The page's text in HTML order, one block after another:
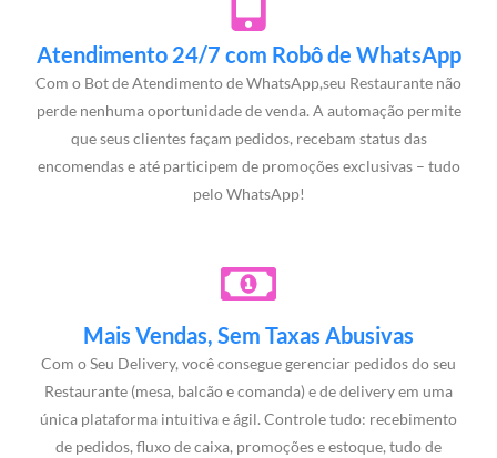
Atendimento 24/7 com Robô de WhatsApp
Com o Bot de Atendimento de WhatsApp,seu Restaurante não
perde nenhuma oportunidade de venda. A automação permite
que seus clientes façam pedidos, recebam status das
encomendas e até participem de promoções exclusivas – tudo
pelo WhatsApp!
Mais Vendas, Sem Taxas Abusivas
Com o Seu Delivery, você consegue gerenciar pedidos do seu
Restaurante (mesa, balcão e comanda) e de delivery em uma
única plataforma intuitiva e ágil. Controle tudo: recebimento
de pedidos, fluxo de caixa, promoções e estoque, tudo de